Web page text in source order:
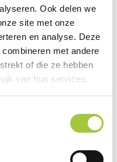
Ook delen we
site met onze
en analyse. Deze
met andere
of die ze hebben
van hun services.
is de stijlvolle
– stevig,
uitstraling.
mee te nemen
je energie!
om een goede